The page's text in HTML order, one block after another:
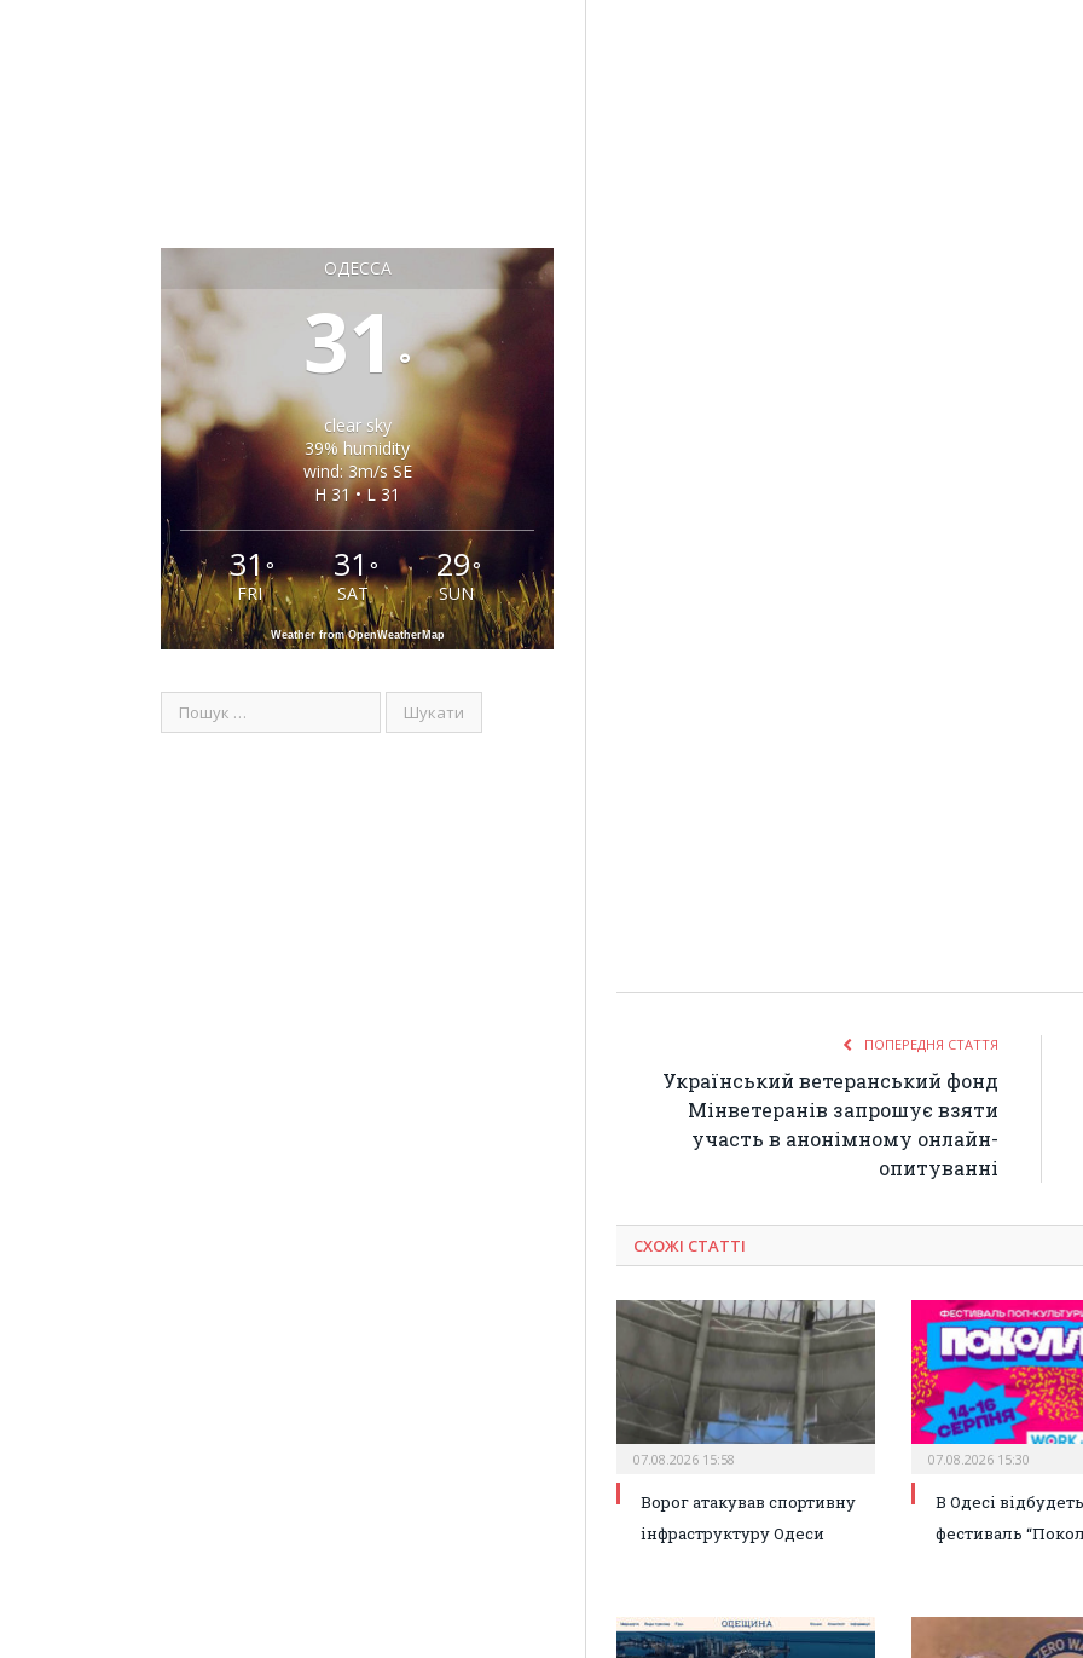
ОДЕССА
31°
clear sky
39% humidity
wind: 3m/s SE
H 31 • L 31
31°
FRI
31°
SAT
29°
SUN
Weather from OpenWeatherMap
ПОПЕРЕДНЯ СТАТТЯ
Український ветеранський фонд
Мінветеранів запрошує взяти
участь в анонімному онлайн-
опитуванні
СХОЖІ СТАТТІ
07.08.2026 15:58
Ворог атакував спортивну
інфраструктуру Одеси
07.08.2026 15:30
В Одесі
фестиваль